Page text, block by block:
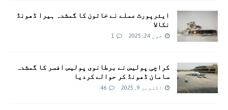
ایئرپورٹ عملے نے خاتون کا گمشدہ ہیرا ڈھونڈ
نکالا
جون 24, 2025 1
کراچی پولیس نے برطانوی پولیس افسر کا گمشدہ
سامان ڈھونڈ کر حوالے کردیا
اکتوبر 9, 2025 46